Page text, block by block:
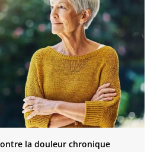
la douleur chronique